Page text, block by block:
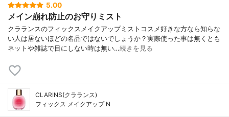
5.00
メイン崩れ防止のお守りミスト
クラランスのフィックスメイクアップミストコスメ好きな方なら知らな
い人は居ないほどの名品ではないでしょうか？実際使った事は無くとも
ネットや雑誌で目にしない時は無い…続きを見る
CLARINS(クラランス)
フィックス メイクアップ N